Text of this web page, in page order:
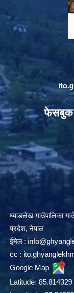
फेसबुक
घ्याङलेख गाउँपालिका गाउँ
प्रदेश, नेपाल
ईमेल :
cc :
Google Map
Latitude: 85.814329